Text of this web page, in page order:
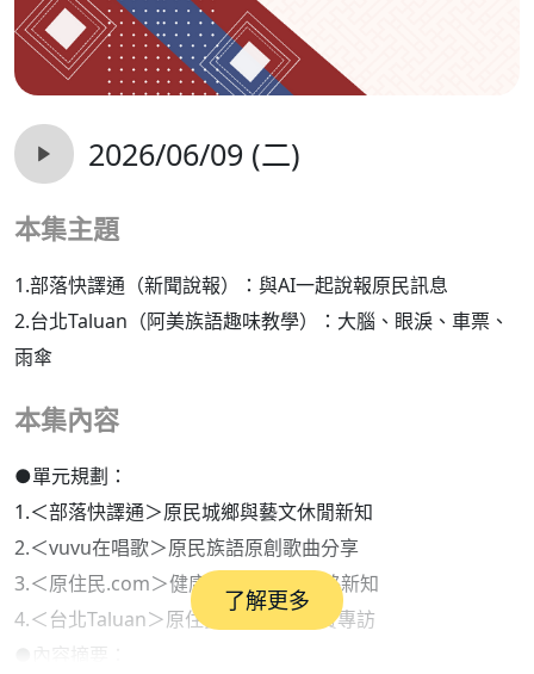
2026/06/09 (二)
本集主題
1.部落快譯通（新聞說報）：與AI一起說報原民訊息
2.台北Taluan（阿美族語趣味教學）：大腦、眼淚、車票、
雨傘
本集內容
●單元規劃：
1.＜部落快譯通＞原民城鄉與藝文休閒新知
2.＜vuvu在唱歌＞原民族語原創歌曲分享
3.＜原住民.com＞健康衛生保健與網路新知
4.＜台北Taluan＞原住民族各領域來賓專訪
●內容摘要：
了解更多